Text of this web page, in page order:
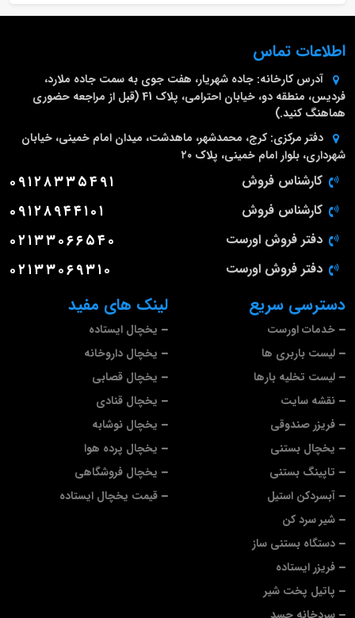
لینک های مفید
یخچال ایستاده
یخچال داروخانه
یخچال قصابی
یخچال قنادی
یخچال نوشابه
یخچال پرده هوا
یخچال فروشگاهی
قیمت یخچال ایستاده
دسترسی سریع
خدمات اورست
لیست باربری ها
لیست تخلیه بارها
نقشه سایت
فریزر صندوقی
یخچال بستنی
تاپینگ بستنی
آبسردکن استیل
شیر سرد کن
دستگاه بستنی ساز
فریزر ایستاده
پاتیل پخت شیر
اطلاعات تماس
آدرس کارخانه: جاده شهریار، هفت جوی به سمت جاده ملارد،
فردیس، منطقه دو، خیابان احترامی، پلاک 41 (قبل از مراجعه حضوری
هماهنگ کنید.)
دفتر مرکزی: کرج، محمدشهر، ماهدشت، میدان امام خمینی، خیابان
شهرداری، بلوار امام خمینی، پلاک ۲۰
کارشناس فروش ۰۹۱۲۸۳۳۵۴۹۱
کارشناس فروش ۰۹۱۲۸۹۴۴۱۰۱
دفتر فروش اورست ۰۲۱۳۳۰۶۶۵۴۰
دفتر فروش اورست ۰۲۱۳۳۰۶۹۳۱۰